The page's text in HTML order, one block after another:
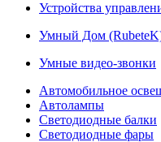
Устройства
Умный Дом
Умные видео-звонки
Автомобильное
Автолампы
Светодиодные балки
Светодиодные фары